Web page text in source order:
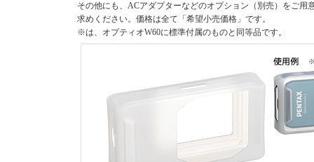
その他にも、ACアダプターなどのオプション（別売）をご用
求めください。価格は全て「希望小売価格」です。
※は、オプティオW60に標準付属のものと同等品です。